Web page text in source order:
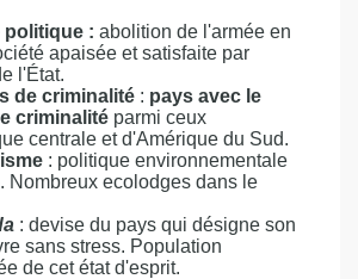
politique : abolition de l'armée en
apaisée et satisfaite par
l'État.
de criminalité : pays avec le
criminalité parmi ceux
centrale et d'Amérique du Sud.
: politique environnementale
Nombreux ecolodges dans le
: devise du pays qui désigne son
sans stress. Population
de cet état d'esprit.